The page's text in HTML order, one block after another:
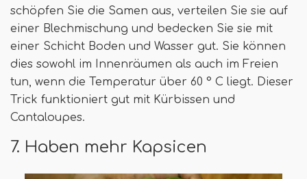
schöpfen Sie die Samen aus, verteilen Sie sie auf
einer Blechmischung und bedecken Sie sie mit
einer Schicht Boden und Wasser gut. Sie können
dies sowohl im Innenräumen als auch im Freien
tun, wenn die Temperatur über 60 ° C liegt. Dieser
Trick funktioniert gut mit Kürbissen und
Cantaloupes.
7. Haben mehr Kapsicen